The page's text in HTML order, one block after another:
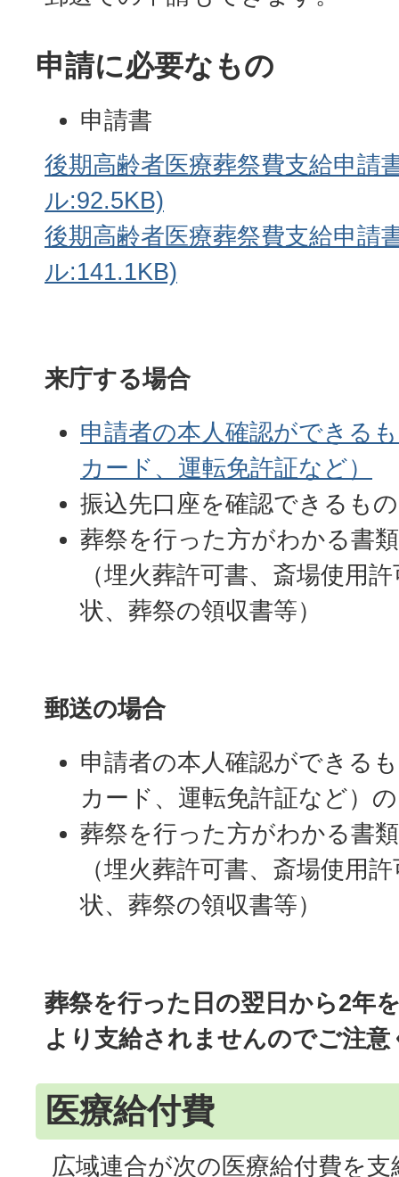
申請に必要なもの
申請書
後期高齢者医療葬祭費支給申請
ル:92.5KB)
後期高齢者医療葬祭費支給申請
ル:141.1KB)
来庁する場合
申請者の本人確認ができる
カード、運転免許証など）
振込先口座を確認できるも
葬祭を行った方がわかる書類
（埋火葬許可書、斎場使用
状、葬祭の領収書等）
郵送の場合
申請者の本人確認ができる
カード、運転免許証など）
葬祭を行った方がわかる書
（埋火葬許可書、斎場使用
状、葬祭の領収書等）
葬祭を行った日の翌日から2年
より支給されませんのでご注意
医療給付費
広域連合が次の医療給付費を